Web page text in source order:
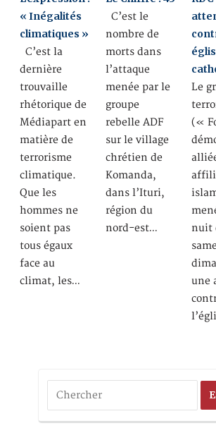
« Inégalités
climatiques »
C’est la
dernière
trouvaille
rhétorique de
Médiapart en
matière de
terrorisme
climatique.
Que les
hommes ne
soient pas
tous égaux
face au
climat, les…
C’est le
nombre de
morts dans
l’attaque
menée par le
groupe
rebelle ADF
sur le village
chrétien de
Komanda,
dans l’Ituri,
région du
nord-est…
Le
(«
nuit
une